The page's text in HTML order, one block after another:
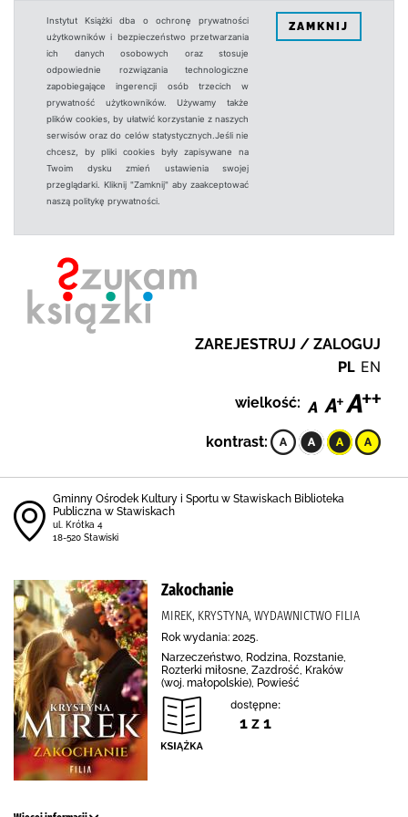
Instytut Książki dba o ochronę prywatności
użytkowników i bezpieczeństwo przetwarzania
ich danych osobowych oraz stosuje
odpowiednie rozwiązania technologiczne
zapobiegające ingerencji osób trzecich w
prywatność użytkowników. Używamy także
plików cookies, by ułatwić korzystanie z naszych
serwisów oraz do celów statystycznych.Jeśli nie
chcesz, by pliki cookies były zapisywane na
Twoim dysku zmień ustawienia swojej
przeglądarki. Kliknij "Zamknij" aby zaakceptować
naszą politykę prywatności.
ZAMKNIJ
ZAREJESTRUJ / ZALOGUJ
PL EN
wielkość:
kontrast:
Gminny Ośrodek Kultury i Sportu w Stawiskach Biblioteka
Publiczna w Stawiskach
ul. Krótka 4
18-520 Stawiski
Zakochanie
MIREK, KRYSTYNA, WYDAWNICTWO FILIA
Rok wydania: 2025.
Narzeczeństwo, Rodzina, Rozstanie,
Rozterki miłosne, Zazdrość, Kraków
(woj. małopolskie), Powieść
dostępne:
1 z 1